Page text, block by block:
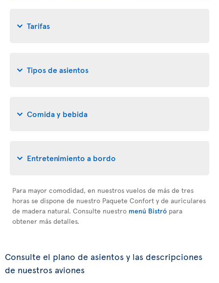
Tarifas
Tipos de asientos
Comida y bebida
Entretenimiento a bordo
Para mayor comodidad, en nuestros vuelos de más de tres
horas se dispone de nuestro Paquete Confort y de auriculares
de madera natural. Consulte nuestro menú Bistró para
obtener más detalles.
Consulte el plano de asientos y las descripciones
de nuestros aviones